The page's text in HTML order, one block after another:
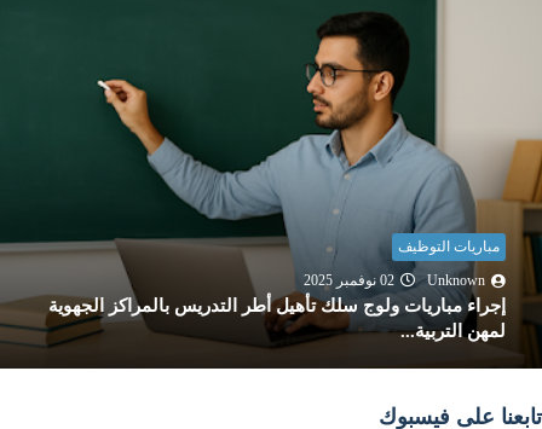
مباريات التوظيف
Unknown
02 نوفمبر 2025
إجراء مباريات ولوج سلك تأهيل أطر التدريس بالمراكز الجهوية
لمهن التربية...
تابعنا على فيسبوك